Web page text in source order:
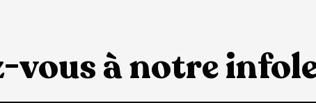
vous à notre